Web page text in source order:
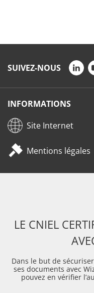
SUIVEZ-NOUS
INFORMATIONS
Site Internet
Mentions légales
LE CNIEL
Dans le but de
ses documents avec
pouvez en vérifier